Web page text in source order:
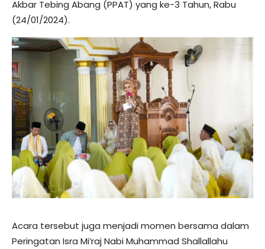
Akbar Tebing Abang (PPAT) yang ke-3 Tahun, Rabu
(24/01/2024).
Acara tersebut juga menjadi momen bersama dalam
Peringatan Isra Mi’raj Nabi Muhammad Shallallahu